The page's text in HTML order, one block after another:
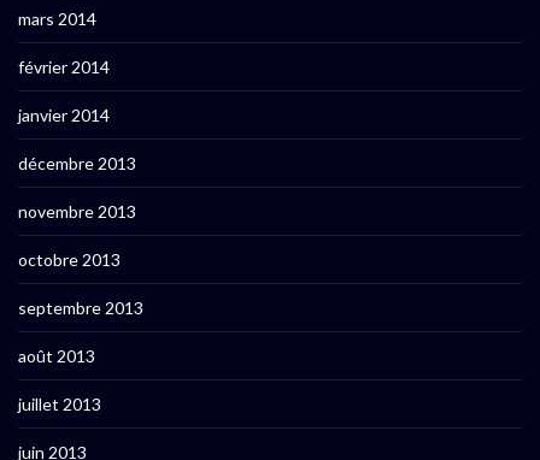
mars 2014
février 2014
janvier 2014
décembre 2013
novembre 2013
octobre 2013
septembre 2013
août 2013
juillet 2013
juin 2013